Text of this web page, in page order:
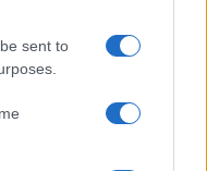
sent to